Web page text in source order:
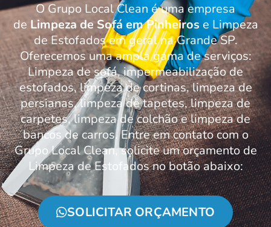
O Grupo Local Clean é uma empresa
de Limpeza de Sofá em Pinheiros e Limpeza
de Estofados em geral na Grande SP.
Oferecemos uma ampla gama de serviços:
Limpeza de sofá, impermeabilização de
estofados, limpeza de cortinas, limpeza de
persianas, limpeza de tapetes, limpeza de
carpetes, limpeza de colchão e limpeza de
bancos de carros. Entre em contato com o
Grupo Local Clean, solicite um orçamento de
Limpeza de Estofados no botão abaixo:
SOLICITAR ORÇAMENTO